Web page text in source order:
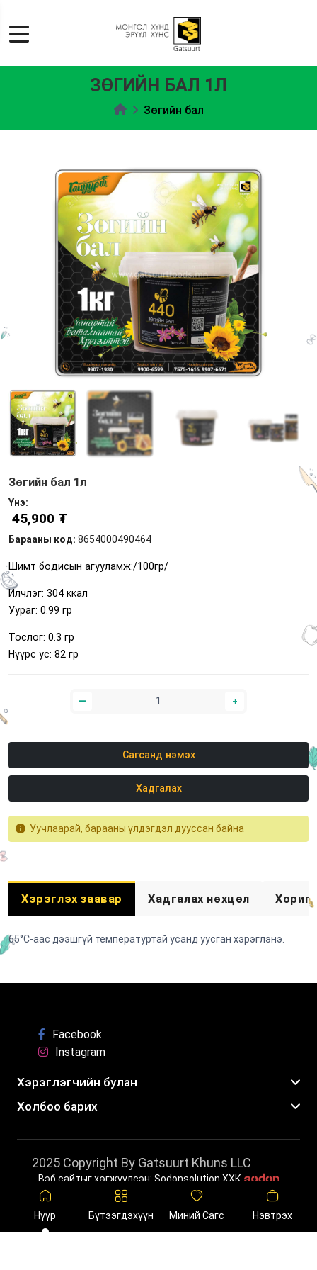
Нүүр Бүтээгдэхүүн Миний Сагс Нэвтрэх
ЗӨГИЙН БАЛ 1Л
Зөгийн бал
Зөгийн бал 1л
Үнэ:
45,900 ₮
Барааны код: 8654000490464
Шимт бодисын агууламж:/100гр/
Илчлэг: 304 ккал
Уураг: 0.99 гр
Тослог: 0.3 гр
Нүүрс ус: 82 гр
Сагсанд нэмэх
Хадгалах
Уучлаарай, барааны үлдэгдэл дууссан байна
Хэрэглэх заавар Хадгалах нөхцөл
65°С-аас дээшгүй температуртай усанд уусган хэрэглэнэ.
Facebook
Instagram
Хэрэглэгчийн булан
Холбоо барих
2025 Copyright By Gatsuurt Khuns LLC
Вэб сайтыг хөгжүүлсэн: Sodonsolution ХХК